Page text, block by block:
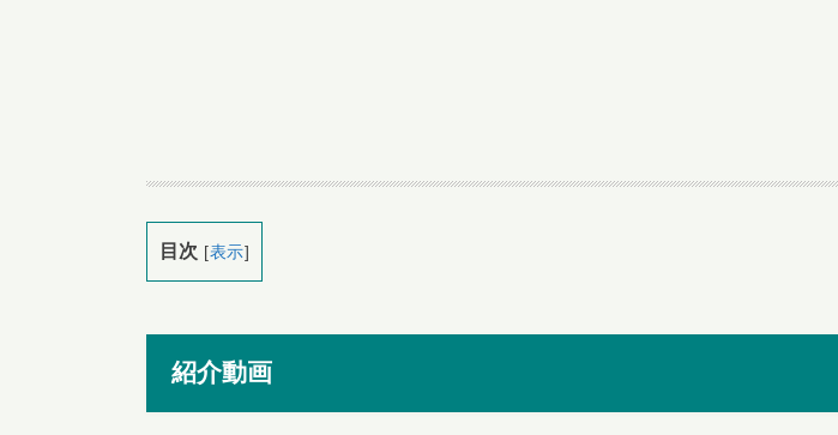
目次 [表示]
紹介動画